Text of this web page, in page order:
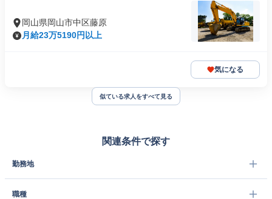
岡山県岡山市中区藤原
月給23万5190円以上
気になる
似ている求人をすべて見る
関連条件で探す
勤務地
職種